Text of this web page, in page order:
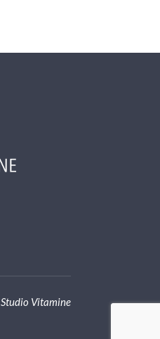
Studio Vitamine